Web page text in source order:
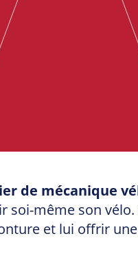
de mécanique
soi-même son
et lui offrir